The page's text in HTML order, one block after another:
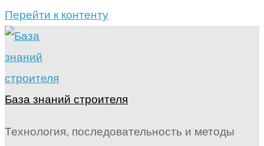
Перейти к контенту
База знаний строителя
Технология, последовательность и методы